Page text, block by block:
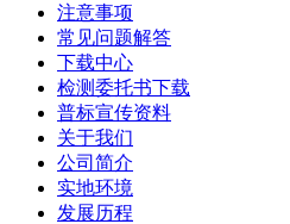
注意事项
常见问题解答
下载中心
检测委托书下载
普标宣传资料
关于我们
公司简介
实地环境
发展历程